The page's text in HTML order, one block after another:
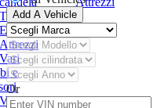
Tester
Estrattori
Attrezzi
Vari
e
Vari
Add A Vehicle
Or